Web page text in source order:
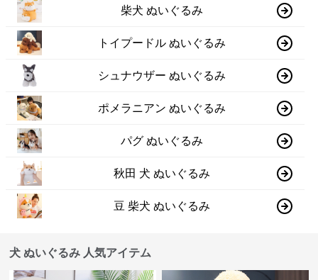
柴犬 ぬいぐるみ
トイプードル ぬいぐるみ
シュナウザー ぬいぐるみ
ポメラニアン ぬいぐるみ
パグ ぬいぐるみ
秋田 犬 ぬいぐるみ
豆 柴犬 ぬいぐるみ
犬 ぬいぐるみ 人気アイテム